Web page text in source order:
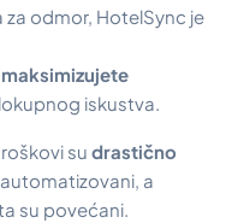
za odmor, HotelSync je
maksimizujete
iskustva.
su drastično
a
su povećani.